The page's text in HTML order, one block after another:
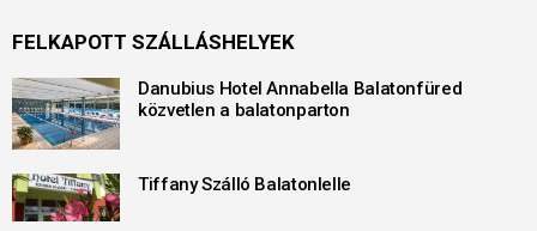
FELKAPOTT SZÁLLÁSHELYEK
Danubius Hotel Annabella Balatonfüred
közvetlen a balatonparton
Tiffany Szálló Balatonlelle